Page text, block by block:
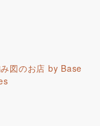
図のお店 by Base